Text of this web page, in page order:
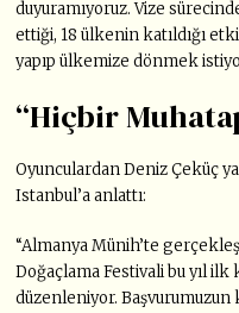
duyuramıyoruz. Vize
ettiği, 18 ülkenin katıldığı
yapıp ülkemize dönmek
“Hiçbir
Oyunculardan Deniz Çeküç
Istanbul’a anlattı:
“Almanya Münih’te
Doğaçlama Festivali bu yıl
düzenleniyor. Başvurumuzun